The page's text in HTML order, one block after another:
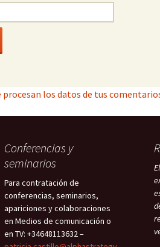
procesan los datos de tus
Conferencias y
seminarios
Para contratación de
conferencias, seminarios,
apariciones y colaboraciones
en Medios de comunicación o
en TV: +34648113632 –